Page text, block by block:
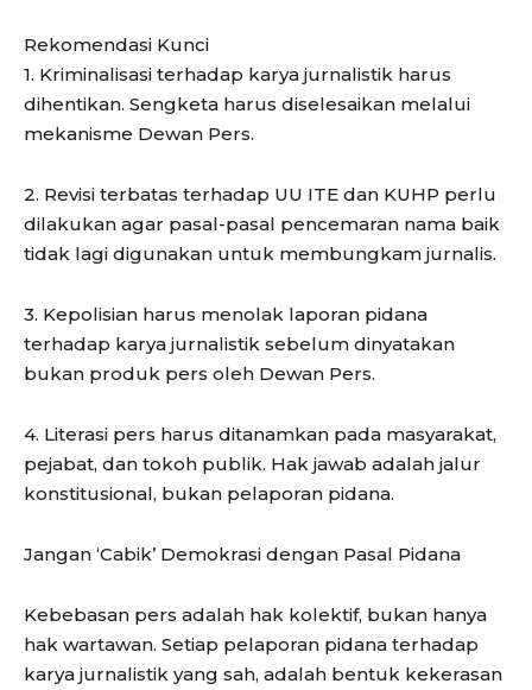
Rekomendasi Kunci
1. Kriminalisasi terhadap karya jurnalistik harus
dihentikan. Sengketa harus diselesaikan melalui
mekanisme Dewan Pers.
2. Revisi terbatas terhadap UU ITE dan KUHP perlu
dilakukan agar pasal-pasal pencemaran nama baik
tidak lagi digunakan untuk membungkam jurnalis.
3. Kepolisian harus menolak laporan pidana
terhadap karya jurnalistik sebelum dinyatakan
bukan produk pers oleh Dewan Pers.
4. Literasi pers harus ditanamkan pada masyarakat,
pejabat, dan tokoh publik. Hak jawab adalah jalur
konstitusional, bukan pelaporan pidana.
Jangan ‘Cabik’ Demokrasi dengan Pasal Pidana
Kebebasan pers adalah hak kolektif, bukan hanya
hak wartawan. Setiap pelaporan pidana terhadap
karya jurnalistik yang sah, adalah bentuk kekerasan